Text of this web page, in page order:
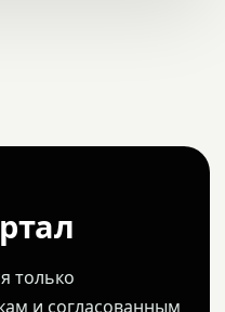
только
и согласованным